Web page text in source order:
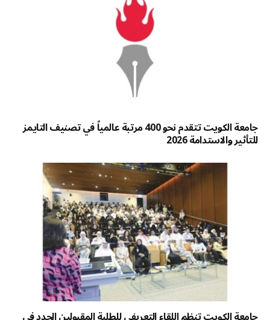
جامعة الكويت تتقدم نحو 400 مرتبة عالمياً في تصنيف التايمز
للتأثير والاستدامة 2026